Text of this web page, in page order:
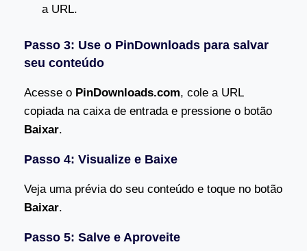
a URL.
Passo 3: Use o PinDownloads para salvar
seu conteúdo
Acesse o PinDownloads.com, cole a URL
copiada na caixa de entrada e pressione o botão
Baixar.
Passo 4: Visualize e Baixe
Veja uma prévia do seu conteúdo e toque no botão
Baixar.
Passo 5: Salve e Aproveite